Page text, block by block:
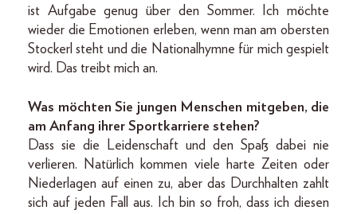
ist Aufgabe genug über den Sommer. Ich möchte
wieder die Emotionen erleben, wenn man am obersten
Stockerl steht und die Nationalhymne für mich gespielt
wird. Das treibt mich an.
Was möchten Sie jungen Menschen mitgeben, die
am Anfang ihrer Sportkarriere stehen?
Dass sie die Leidenschaft und den Spaß dabei nie
verlieren. Natürlich kommen viele harte Zeiten oder
Niederlagen auf einen zu, aber das Durchhalten zahlt
sich auf jeden Fall aus. Ich bin so froh, dass ich diesen